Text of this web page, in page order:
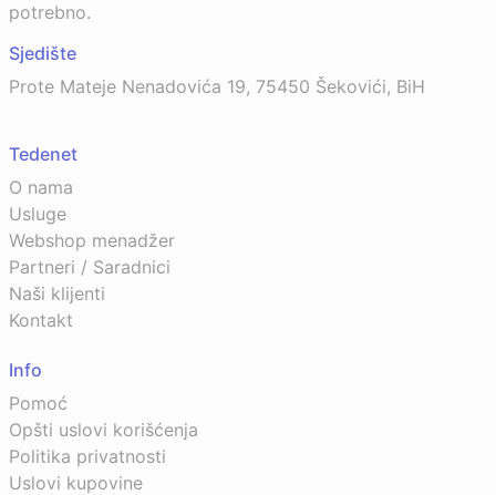
potrebno.
Sjedište
Prote Mateje Nenadovića 19, 75450 Šekovići, BiH
Tedenet
O nama
Usluge
Webshop menadžer
Partneri / Saradnici
Naši klijenti
Kontakt
Info
Pomoć
Opšti uslovi korišćenja
Politika privatnosti
Uslovi kupovine